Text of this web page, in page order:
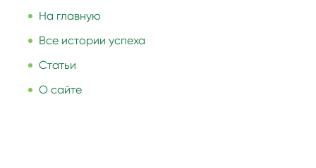
На главную
Все истории успеха
Статьи
О сайте